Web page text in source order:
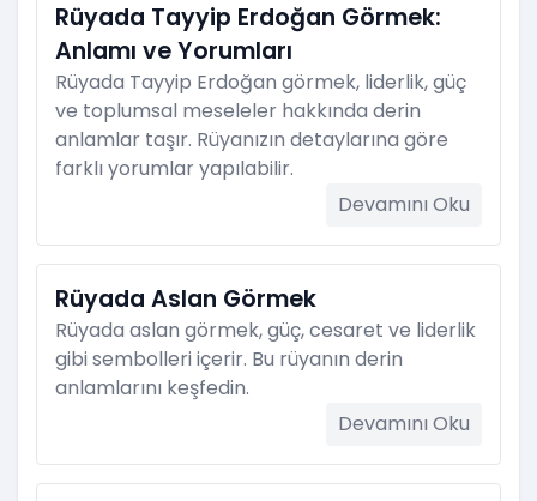
Rüyada Tayyip Erdoğan Görmek:
Anlamı ve Yorumları
Rüyada Tayyip Erdoğan görmek, liderlik, güç
ve toplumsal meseleler hakkında derin
anlamlar taşır. Rüyanızın detaylarına göre
farklı yorumlar yapılabilir.
Devamını Oku
Rüyada Aslan Görmek
Rüyada aslan görmek, güç, cesaret ve liderlik
gibi sembolleri içerir. Bu rüyanın derin
anlamlarını keşfedin.
Devamını Oku